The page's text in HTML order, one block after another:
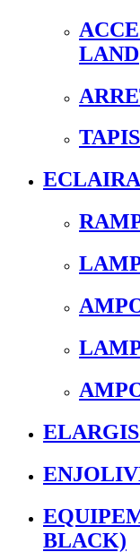
LAND
BLACK)